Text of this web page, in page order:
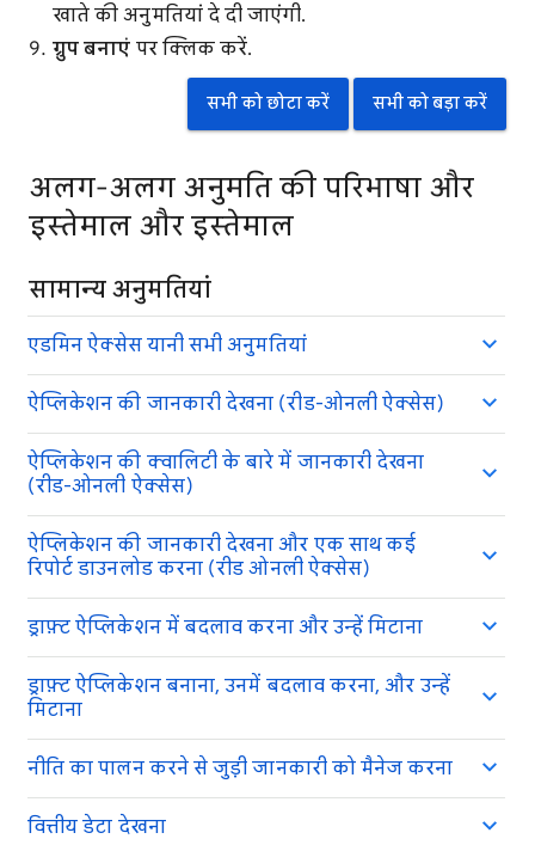
खाते की अनुमतियां दे दी जाएंगी.
ग्रुप बनाएं पर क्लिक करें.
सभी को छोटा करें सभी को बड़ा करें
अलग-अलग अनुमति की परिभाषा और
इस्तेमाल और इस्तेमाल
सामान्य अनुमतियां
एडमिन ऐक्सेस यानी सभी अनुमतियां
ऐप्लिकेशन की जानकारी देखना (रीड-ओनली ऐक्सेस)
ऐप्लिकेशन की क्वालिटी के बारे में जानकारी देखना
(रीड-ओनली ऐक्सेस)
ऐप्लिकेशन की जानकारी देखना और एक साथ कई
रिपोर्ट डाउनलोड करना (रीड ओनली ऐक्सेस)
ड्राफ़्ट ऐप्लिकेशन में बदलाव करना और उन्हें मिटाना
ड्राफ़्ट ऐप्लिकेशन बनाना, उनमें बदलाव करना, और उन्हें
मिटाना
नीति का पालन करने से जुड़ी जानकारी को मैनेज करना
वित्तीय डेटा देखना